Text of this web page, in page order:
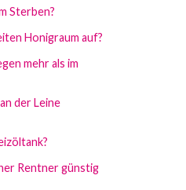
Sterben?
Honigraum auf?
mehr als im
der Leine
Rentner günstig